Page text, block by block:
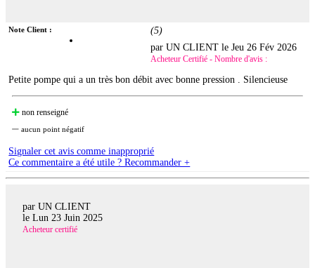
Note Client : (5)
par UN CLIENT leJeu 26 Fév 2026
Acheteur Certifié - Nombre d'avis :
Petite pompe qui a un très bon débit avec bonne pression . Silencieuse
non renseigné
aucun point négatif
Signaler cet avis comme inapproprié
Ce commentaire a été utile ? Recommander +
par UN CLIENT
le Lun 23 Juin 2025
Acheteur certifié